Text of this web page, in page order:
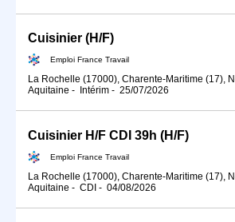
Cuisinier (H/F)
Emploi France Travail
La Rochelle (17000), Charente-Maritime (17),
Aquitaine - Intérim - 25/07/2026
Cuisinier H/F CDI 39h (H/F)
Emploi France Travail
La Rochelle (17000), Charente-Maritime (17),
Aquitaine - CDI - 04/08/2026